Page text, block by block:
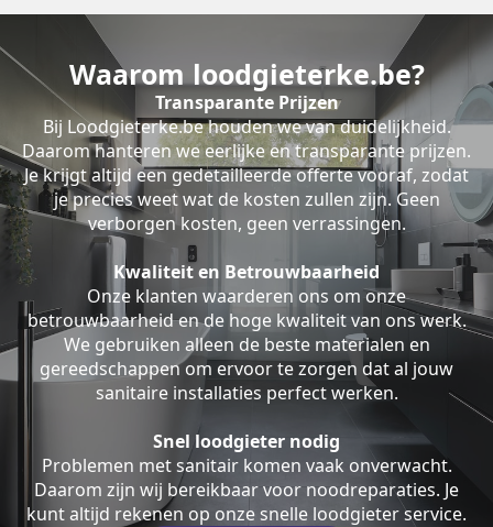
Waarom loodgieterke.be?
Transparante Prijzen
Bij Loodgieterke.be houden we van duidelijkheid.
Daarom hanteren we eerlijke en transparante prijzen.
Je krijgt altijd een gedetailleerde offerte vooraf, zodat
je precies weet wat de kosten zullen zijn. Geen
verborgen kosten, geen verrassingen.
Kwaliteit en Betrouwbaarheid
Onze klanten waarderen ons om onze
betrouwbaarheid en de hoge kwaliteit van ons werk.
We gebruiken alleen de beste materialen en
gereedschappen om ervoor te zorgen dat al jouw
sanitaire installaties perfect werken.
Snel loodgieter nodig
Problemen met sanitair komen vaak onverwacht.
Daarom zijn wij bereikbaar voor noodreparaties. Je
kunt altijd rekenen op onze snelle loodgieter service.